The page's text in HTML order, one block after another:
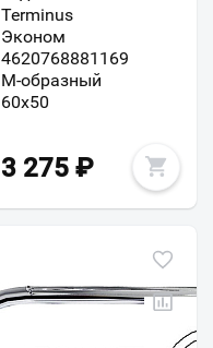
Terminus
Эконом
4620768881169
М-образный
60х50
3 275 ₽